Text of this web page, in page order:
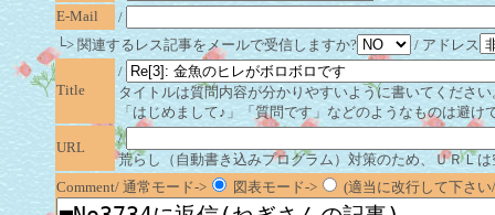
E-Mail
/
└> 関連するレス記事をメールで受信しますか?
/ アドレス
Title
/
タイトルは質問内容が分かりやすいように書いてください
「はじめまして♪」「質問です」などのようなものは避け
URL
/
荒らし（自動書き込みプログラム）対策のため、ＵＲＬ
Comment/ 通常モード->
図表モード-> (適当に改行して下さ